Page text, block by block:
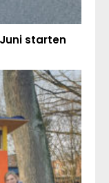
starten